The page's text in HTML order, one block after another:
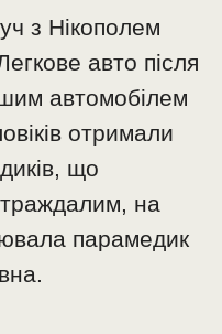
з Нікополем
авто після
автомобілем
отримали
що
на
парамедик